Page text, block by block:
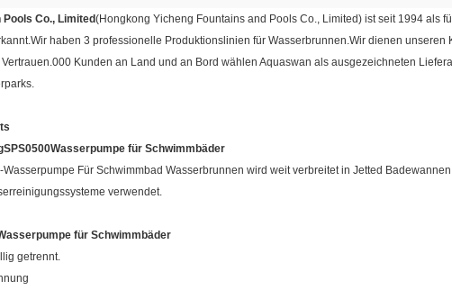
Co., Limited(Hongkong Yicheng Fountains and Pools Co., Limited) ist seit 1994 als
haben 3 professionelle Produktionslinien für Wasserbrunnen.Wir dienen
Kunden an Land und an Bord wählen Aquaswan als ausgezeichneten
SPS0500Wasserpumpe für Schwimmbäder
Für Schwimmbad Wasserbrunnen wird weit verbreitet in Jetted
verwendet.
für Schwimmbäder
getrennt.